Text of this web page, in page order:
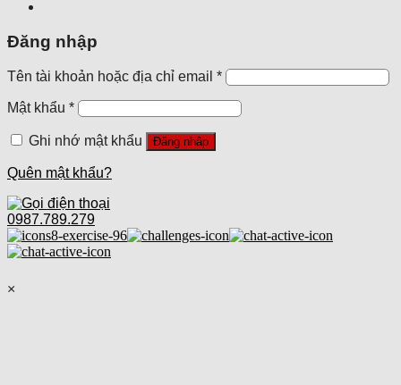
Đăng nhập
Tên tài khoản hoặc địa chỉ email *
Mật khẩu *
Ghi nhớ mật khẩu Đăng nhập
Quên mật khẩu?
0987.789.279
×